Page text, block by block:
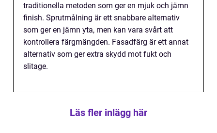
traditionella metoden som ger en mjuk och jämn
finish. Sprutmålning är ett snabbare alternativ
som ger en jämn yta, men kan vara svårt att
kontrollera färgmängden. Fasadfärg är ett annat
alternativ som ger extra skydd mot fukt och
slitage.
Läs fler inlägg här